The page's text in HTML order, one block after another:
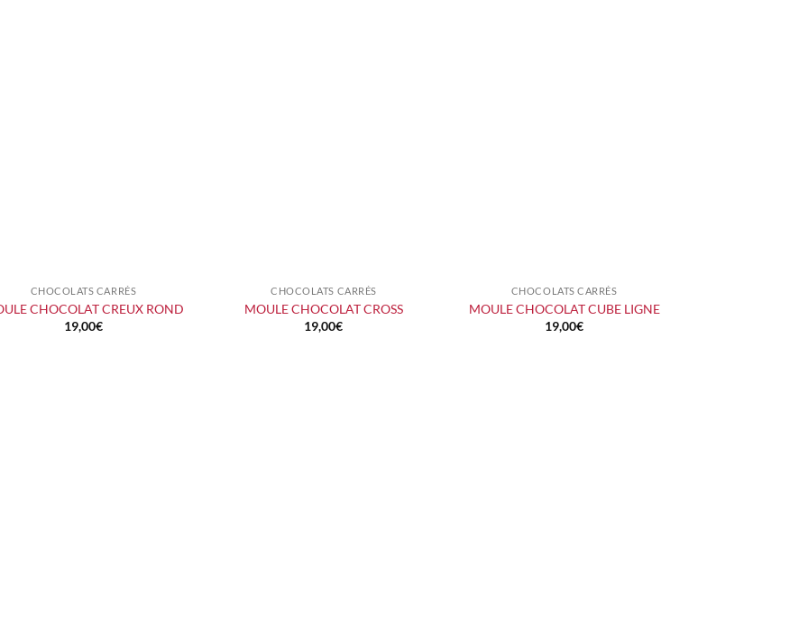
CHOCOLATS CARRÉS
CHOCOLAT CREUX ROND
19,00€
+CHOCOLATS CARRÉS
MOULE CHOCOLAT CROSS
19,00€
CHOCOLATS CARRÉS
MOULE CHOCOLAT CUBE LIGNE
19,00€